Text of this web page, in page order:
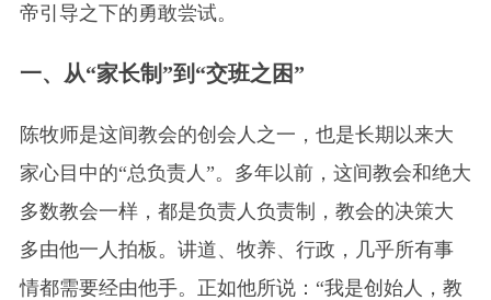
帝引导之下的勇敢尝试。
一、从“家长制”到“交班之困”
陈牧师是这间教会的创会人之一，也是长期以来大
家心目中的“总负责人”。多年以前，这间教会和绝大
多数教会一样，都是负责人负责制，教会的决策大
多由他一人拍板。讲道、牧养、行政，几乎所有事
情都需要经由他手。正如他所说：“我是创始人，教